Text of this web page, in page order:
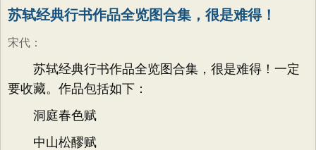
苏轼经典行书作品全览图合集，很是难得！
宋代 ：
苏轼经典行书作品全览图合集，很是难得！一定
要收藏。作品包括如下：
洞庭春色赋
中山松醪赋